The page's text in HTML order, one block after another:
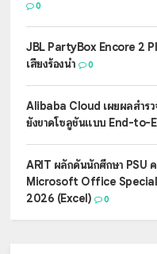
0
JBL PartyBox Encore 2
เสียงร้องนำ
0
Alibaba Cloud เผยผลสำรว
ยังขาดโซลูชันแบบ End-to-
ARIT ผลักดันนักศึกษา PSU ค
Microsoft Office
2026 (Excel)
0